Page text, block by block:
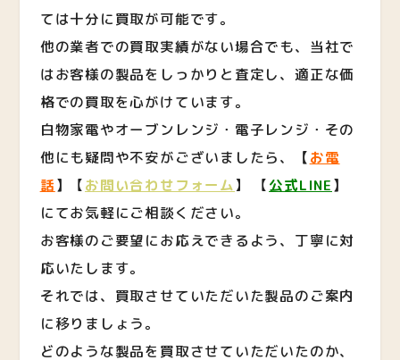
ては十分に買取が可能です。
他の業者での買取実績がない場合でも、当社で
はお客様の製品をしっかりと査定し、適正な価
格での買取を心がけています。
白物家電やオーブンレンジ・電子レンジ・その
他にも疑問や不安がございましたら、
【お電
話】 【お問い合わせフォーム】 【公式LINE】
にてお気軽にご相談ください。
お客様のご要望にお応えできるよう、丁寧に対
応いたします。
それでは、買取させていただいた製品のご案内
に移りましょう。
どのような製品を買取させていただいたのか、